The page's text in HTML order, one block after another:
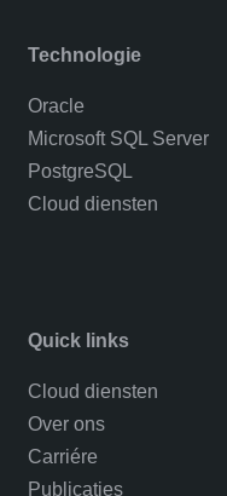
Technologie
Oracle
Microsoft SQL Server
PostgreSQL
Cloud diensten
Quick links
Cloud diensten
Over ons
Carriére
Publicaties